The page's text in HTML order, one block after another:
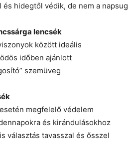
és hidegtől védik, de nem a
lencsék
között ideális
időben ajánlott
szemüveg
megfelelő védelem
és kirándulásokhoz
választás tavasszal és ősszel